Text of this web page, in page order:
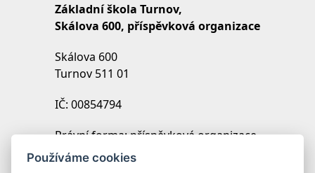
Základní škola Turnov,
Skálova 600, příspěvková organizace
Skálova 600
Turnov 511 01
IČ: 00854794
Právní forma: příspěvková organizace
IZO: 102454027
Používáme cookies